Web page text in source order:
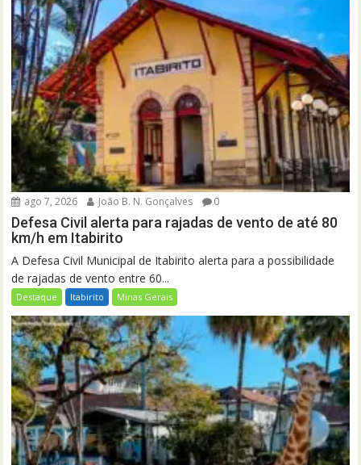
ago 7, 2026 João B. N. Gonçalves 0
Defesa Civil alerta para rajadas de vento de até 80
km/h em Itabirito
A Defesa Civil Municipal de Itabirito alerta para a possibilidade
de rajadas de vento entre 60...
Destaque Itabirito Minas Gerais